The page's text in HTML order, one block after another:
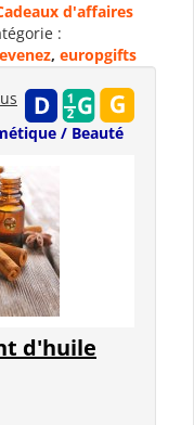
d'affaires
:
, europgifts
/ Beauté
d'huile